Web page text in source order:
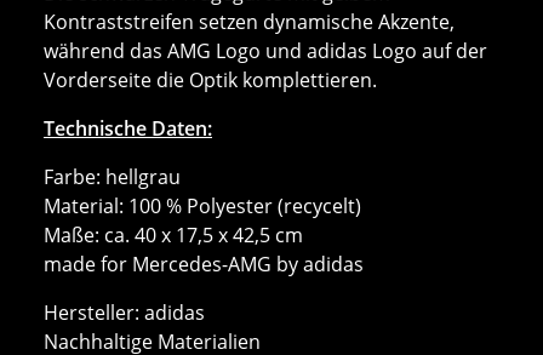
Kontraststreifen setzen dynamische Akzente,
während das AMG Logo und adidas Logo auf der
Vorderseite die Optik komplettieren.
Technische Daten:
Farbe: hellgrau
Material: 100 % Polyester (recycelt)
Maße: ca. 40 x 17,5 x 42,5 cm
made for Mercedes-AMG by adidas
Hersteller: adidas
Nachhaltige Materialien